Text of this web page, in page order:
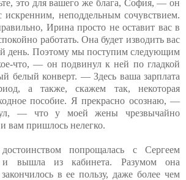
это для вашего же блага, София, — он
искренним, неподдельным сочувствием.
Ирина просто не оставит вас в
работать. Она будет изводить вас
день. Поэтому мы поступим следующим
что, — он подвинул к ней по гладкой
белый конверт. — Здесь ваша зарплата
а также, скажем так, некоторая
пособие. Я прекрасно осознаю, —
— что у моей жены чрезвычайно
вам пришлось нелегко.
попрощалась с Сергеем
и вышла из кабинета. Разумом она
в ее пользу, даже более чем